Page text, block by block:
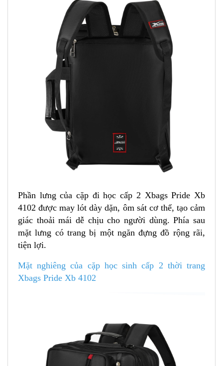
Phần lưng của cặp đi học cấp 2 Xbags Pride Xb
4102 được may lót dày dặn, ôm sát cơ thể, tạo cảm
giác thoải mái dễ chịu cho người dùng. Phía sau
mặt lưng có trang bị một ngăn đựng đồ rộng rãi,
tiện lợi.
Mặt nghiêng của cặp học sinh cấp 2 thời trang
Xbags Pride Xb 4102